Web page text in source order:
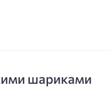
шариками